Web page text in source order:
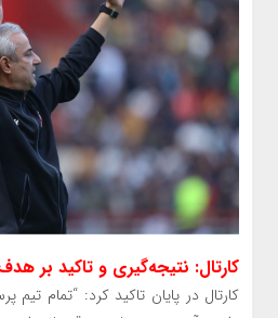
کارتال: نتیجه‌گیری و تاکید بر
کارتال در پایان تاکید کرد: “تمام